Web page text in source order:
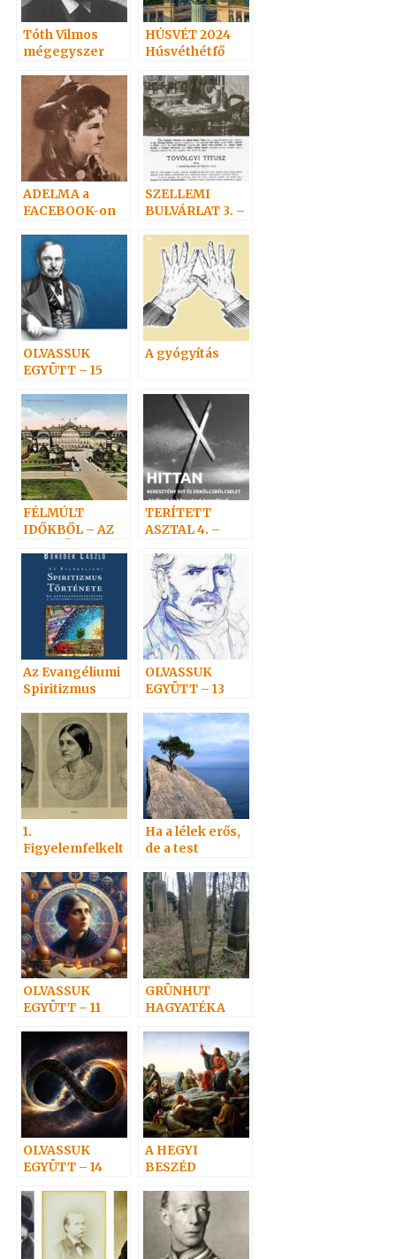
Tóth Vilmos
mégegyszer
HÚSVÉT 2024
Húsvéthétfő
ADELMA a
FACEBOOK-on
SZELLEMI
BULVÁRLAT 3. –
NAPTÁRA
OLVASSUK
EGYÜTT – 15
A gyógyítás
FÉLMÚLT
IDŐKBŐL – AZ
TERÍTETT
ASZTAL 4. –
Az Evangéliumi
Spiritizmus
OLVASSUK
EGYÜTT – 13
1.
Figyelemfelkelt
Ha a lélek erős,
de a test
OLVASSUK
EGYÜTT – 11
GRÜNHUT
HAGYATÉKA
OLVASSUK
EGYÜTT – 14
A HEGYI
BESZÉD